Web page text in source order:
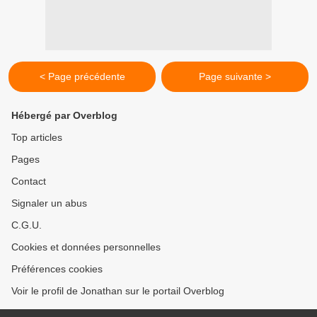
< Page précédente Page suivante >
Hébergé par Overblog
Top articles
Pages
Contact
Signaler un abus
C.G.U.
Cookies et données personnelles
Préférences cookies
Voir le profil de Jonathan sur le portail Overblog